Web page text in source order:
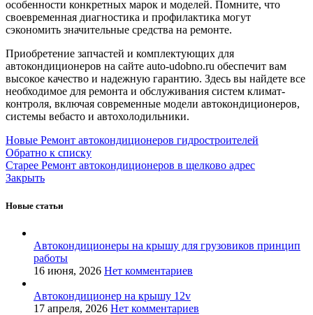
особенности конкретных марок и моделей. Помните, что
своевременная диагностика и профилактика могут
сэкономить значительные средства на ремонте.
Приобретение запчастей и комплектующих для
автокондиционеров на сайте auto-udobno.ru обеспечит вам
высокое качество и надежную гарантию. Здесь вы найдете все
необходимое для ремонта и обслуживания систем климат-
контроля, включая современные модели автокондиционеров,
системы вебасто и автохолодильники.
Новые Ремонт автокондиционеров гидростроителей
Обратно к списку
Старее Ремонт автокондиционеров в щелково адрес
Закрыть
Новые статьи
Автокондиционеры на крышу для грузовиков принцип
работы
16 июня, 2026 Нет комментариев
Автокондиционер на крышу 12v
17 апреля, 2026 Нет комментариев